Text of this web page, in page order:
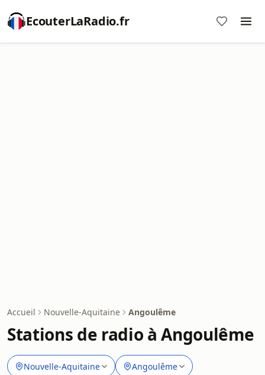
EcouterLaRadio.fr
Accueil Nouvelle-Aquitaine Angoulême
Stations de radio à Angoulême
Nouvelle-Aquitaine Angoulême